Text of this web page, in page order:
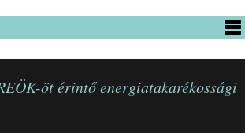
PROGRAMOK
KIÁLLÍTÁSOK
öt érintő energiatakarékossági